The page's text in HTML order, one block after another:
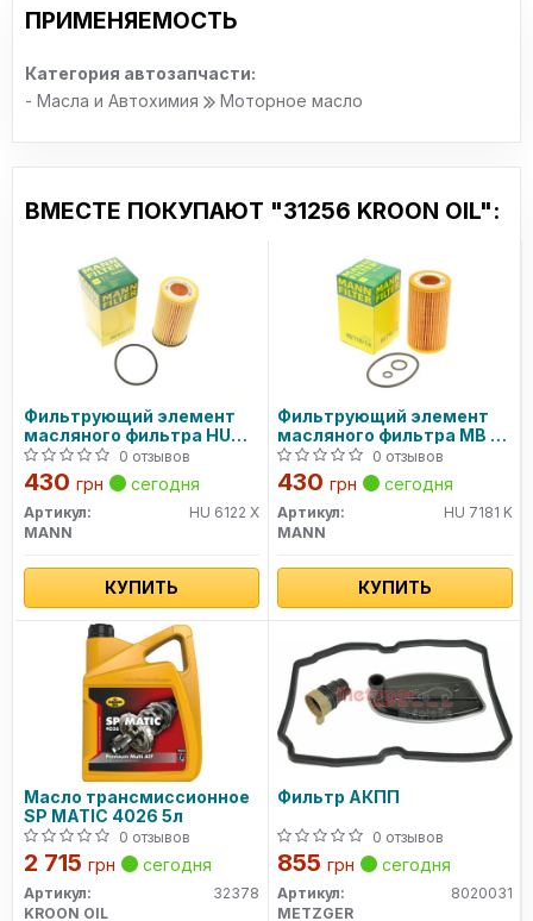
Allison C4
Chrysler MS 6395
Volvo VCC RBS0 -2AE
Deutz DQC-II-10
Scania LDF
JDQ-78A
синтетическое
ПРИМЕНЯЕМОСТЬ
Категория автозапчасти:
- Масла и Автохимия
Моторное масло
ВМЕСТЕ ПОКУПАЮТ "31256 KROON OIL":
Фильтрующий элемент
масляного фильтра HU
612/2 X MANN0 отзывов
430 грн сегодня
Артикул:
HU 6122 X
MANN
КУПИТЬ
Фильтрующий элемент
масляного фильтра MB -
SPRINTER, VITO HU 718/1 K
MANN
0 отзывов
430 грн сегодня
Артикул:
HU 7181 K
MANN
КУПИТЬ
Масло трансмиссионное
SP MATIC 4026 5л
0 отзывов
2 715 грн сегодня
Артикул:
32378
KROON OIL
Фильтр АКПП
0 отзывов
855 грн сегодня
Артикул:
8020031
METZGER